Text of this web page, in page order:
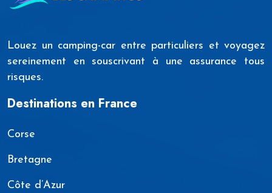
Louez un camping-car entre particuliers et voyagez
sereinement en souscrivant à une assurance tous
risques.
Destinations en France
Corse
Bretagne
Côte d’Azur